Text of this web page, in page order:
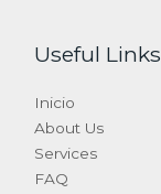
Useful Links
Inicio
About Us
Services
FAQ